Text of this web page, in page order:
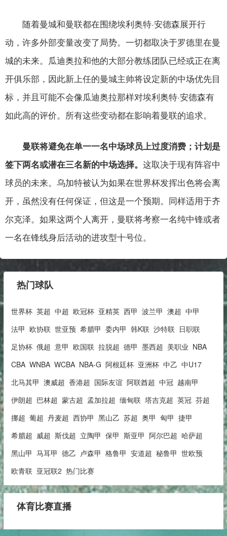
随着曼城和曼联都在围绕埃利奥特·安德森展开行
动，许多外部变量改变了局势。一切都取决于罗德里在曼
城的未来。瓜迪奥拉和他的大部分教练团队已经或正在离
开俱乐部，因此新上任的曼城主帅将设定新的中场优先目
标，并且可能不会像瓜迪奥拉那样对埃利奥特·安德森有
如此高的评价。所有这些变动都在影响着曼联的追求。
曼联将避免在单一一名中场球员上过度消费；计划是
签下两名或潜在三名新的中场选择。 这取决于现有阵容中
球员的未来。乌加特被认为如果在世界杯发挥出色将会离
开，虽然没有任何保证，但这是一个预期。同样适用于齐
尔克泽。如果这两个人离开，曼联将考察一名纯中锋或者
一名在锋线身后活动的进攻型十号位。
热门球队
世界杯 英超 中超 欧冠杯 亚精英 西甲 波兰甲 澳超 中甲
法甲 欧协联 世亚预 希腊甲 委内甲 韩K联 沙特联 日职联
足协杯 俄超 意甲 欧国联 拉脱超 德甲 墨西超 美职业 NBA
CBA WNBA WCBA NBA-G 阿根廷杯 亚洲杯 中乙 中U17
北马其甲 澳威超 香港超 国际友谊 阿联酋超 中冠 越南甲
伊朗超 巴林超 蒙古超 孟加拉超 缅甸联 塔吉克超 英冠 芬超
挪超 葡超 丹麦超 西协甲 黑山乙 苏超 奥甲 匈甲 捷甲
希腊超 威超 斯伐超 立陶甲 保甲 斯亚甲 阿尔巴超 哈萨超
黑山甲 马耳甲 德乙 卢森甲 格鲁甲 安道超 秘鲁甲 世欧预
欧青联 亚冠联2 热门比赛
体育比赛直播